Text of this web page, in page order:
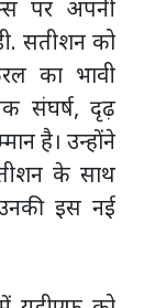
पर अपनी
सतीशन को
का भावी
संघर्ष, दृढ़
है। उन्होंने
के साथ
इस नई